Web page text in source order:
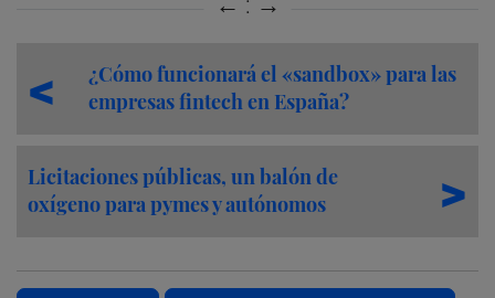
¿Cómo funcionará el «sandbox» para las
empresas fintech en España?
Licitaciones públicas, un balón de
oxígeno para pymes y autónomos